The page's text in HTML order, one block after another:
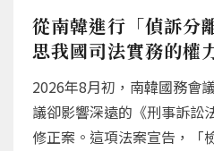
從南韓進行「偵訴分
思我國司法實務的權
2026年8月初，南韓國務會
議卻影響深遠的《刑事訴訟
修正案。這項法案宣告，「